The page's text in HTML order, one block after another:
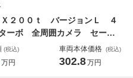
Ｘ２００ｔ バージョンＬ ４
ーボ 全周囲カメラ セーフ
ンス ＢＳＭ ＨＵＤ レー
ーズ パワーバックドア 電
(税込)
万円
車両本体価格 (税込)
302.8万円